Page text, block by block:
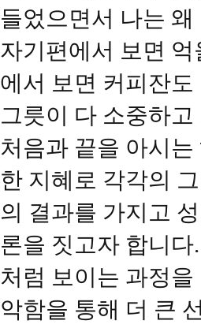
들었으면서 나는
자기편에서 보면
에서 보면 커피잔
그릇이 다 소중하
처음과 끝을 아시
한 지혜로 각각의
의 결과를 가지고
론을 짓고자 합니
처럼 보이는 과정
악함을 통해 더 큰